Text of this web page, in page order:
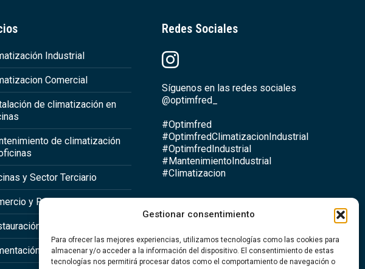
Gestionar consentimiento
Para ofrecer las mejores experiencias, utilizamos tecnologías como las cookies para
almacenar y/o acceder a la información del dispositivo. El consentimiento de estas
tecnologías nos permitirá procesar datos como el comportamiento de navegación o
Industrial
Comercial
de climatización en
de climatización
y Sector Terciario
y Retail
y Hostelería
y Agroalimentario
Redes Sociales
Síguenos en las redes sociales
@optimfred_
#Optimfred
#OptimfredClimatizacionIndustrial
#OptimfredIndustrial
#MantenimientoIndustrial
#Climatizacion